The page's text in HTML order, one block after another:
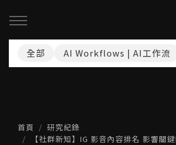
回主選單
最新消息
回主選單
AiGC學院
回主選單
小型人力提升計畫申請
全部 AI Workflows | AI工作流
首頁
研究紀錄
【社群新知】IG 影音內容排名 影響關鍵